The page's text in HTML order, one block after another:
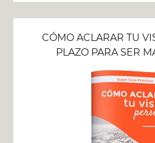
CÓMO ACLARAR TU
PLAZO PARA SER